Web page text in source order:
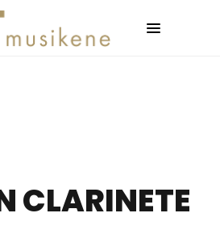
CLARINETE